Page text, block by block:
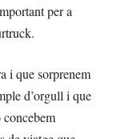
per a
i que sorprenem
d’orgull i que